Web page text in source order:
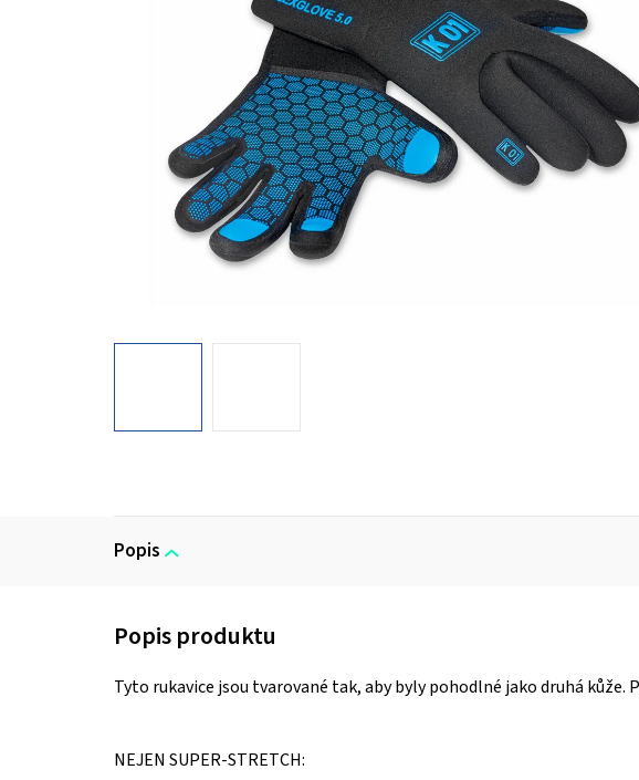
Popis
Tyto rukavice jsou tvarované tak, aby byly pohodlné jako druhá kůže.
NEJEN SUPER-STRETCH: